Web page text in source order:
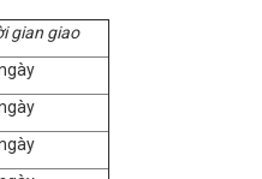
gian giao